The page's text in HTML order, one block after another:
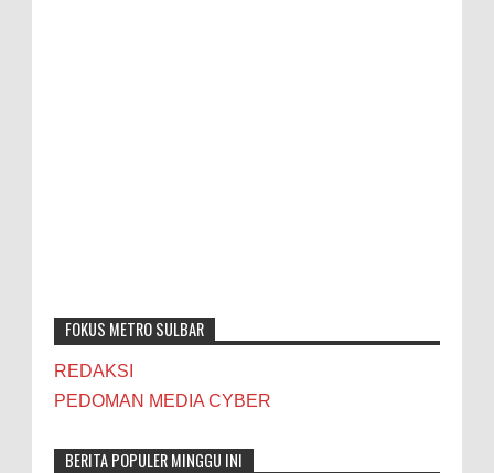
FOKUS METRO SULBAR
REDAKSI
PEDOMAN MEDIA CYBER
BERITA POPULER MINGGU INI